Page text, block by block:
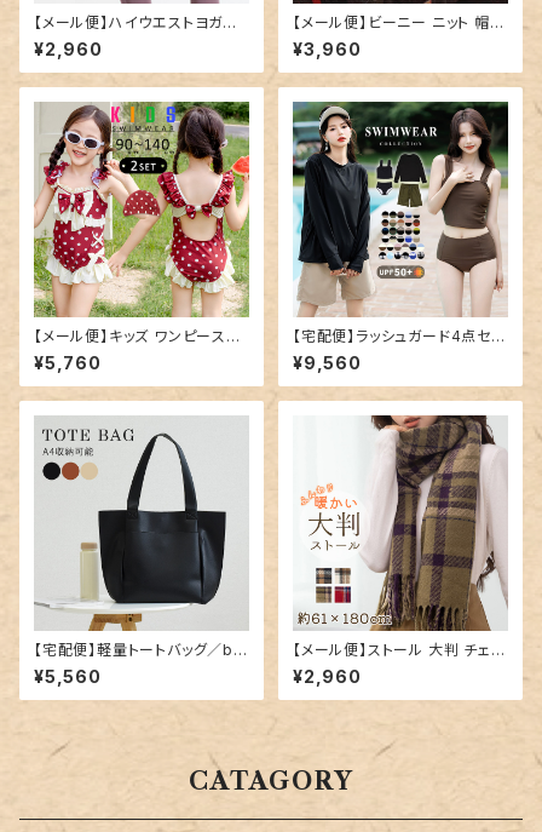
【メール便】ハイウエストヨガレ
ギンス／yoga170
¥2,960
【メール便】ビーニー ニット 帽子
レディース ゆったり／hat320
¥3,960
【メール便】キッズ ワンピース水
着 レトロガーリー リボン フリル
／kids551
¥5,760
【宅配便】ラッシュガード4点セッ
トビキニ C／hys2861
¥9,560
【宅配便】軽量トートバッグ／ba
g282
¥5,560
【メール便】ストール 大判 チェッ
ク マフラー レディース／stole
074
¥2,960
CATAGORY